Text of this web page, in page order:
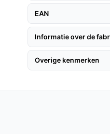
EAN
Informatie over de
Overige kenmerken